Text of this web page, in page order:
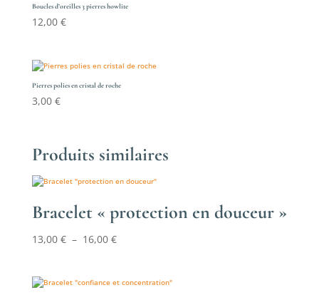
à
Boucles d’oreilles 3 pierres howlite
12,00 €
Pierres polies en cristal de roche
3,00 €
Produits similaires
Bracelet « protection en douceur »
13,00 € – 16,00 €Plage
13,00 €